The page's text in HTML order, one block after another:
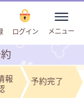
ログイン
toggle
メニュー
報
予約完了